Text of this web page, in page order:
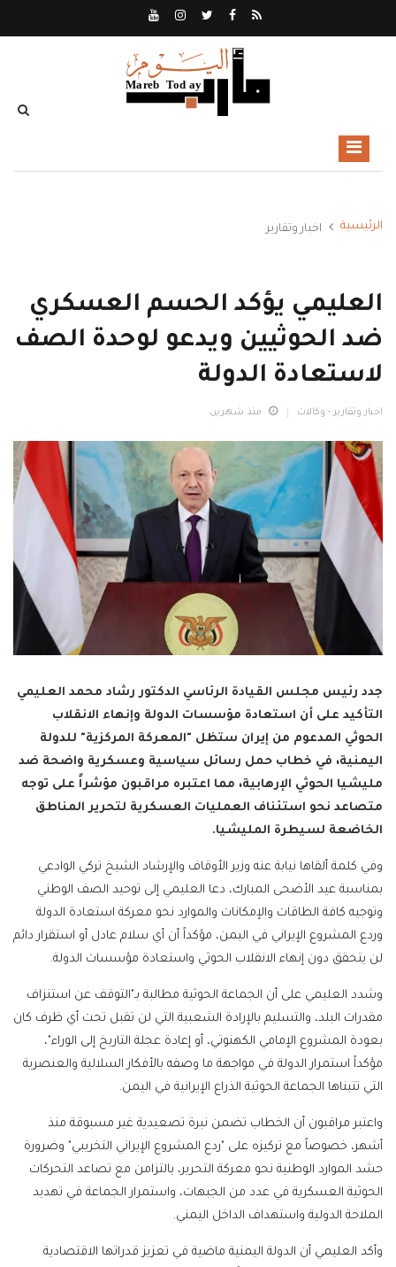
الرئيسية اخبار وتقارير
العليمي يؤكد الحسم العسكري
ضد الحوثيين ويدعو لوحدة الصف
لاستعادة الدولة
اخبار وتقارير - وكالات منذ شهرين
جدد رئيس مجلس القيادة الرئاسي الدكتور رشاد محمد العليمي
التأكيد على أن استعادة مؤسسات الدولة وإنهاء الانقلاب
الحوثي المدعوم من إيران ستظل "المعركة المركزية" للدولة
اليمنية، في خطاب حمل رسائل سياسية وعسكرية واضحة ضد
مليشيا الحوثي الإرهابية، مما اعتبره مراقبون مؤشراً على توجه
متصاعد نحو استئناف العمليات العسكرية لتحرير المناطق
الخاضعة لسيطرة المليشيا.
وفي كلمة ألقاها نيابة عنه وزير الأوقاف والإرشاد الشيخ تركي الوادعي
بمناسبة عيد الأضحى المبارك، دعا العليمي إلى توحيد الصف الوطني
وتوجيه كافة الطاقات والإمكانات والموارد نحو معركة استعادة الدولة
وردع المشروع الإيراني في اليمن، مؤكداً أن أي سلام عادل أو استقرار دائم
لن يتحقق دون إنهاء الانقلاب الحوثي واستعادة مؤسسات الدولة.
وشدد العليمي على أن الجماعة الحوثية مطالبة بـ"التوقف عن استنزاف
مقدرات البلد، والتسليم بالإرادة الشعبية التي لن تقبل تحت أي ظرف كان
بعودة المشروع الإمامي الكهنوتي، أو إعادة عجلة التاريخ إلى الوراء"،
مؤكداً استمرار الدولة في مواجهة ما وصفه بالأفكار السلالية والعنصرية
التي تتبناها الجماعة الحوثية الذراع الإيرانية في اليمن.
واعتبر مراقبون أن الخطاب تضمن نبرة تصعيدية غير مسبوقة منذ
أشهر، خصوصاً مع تركيزه على "ردع المشروع الإيراني التخريبي" وضرورة
حشد الموارد الوطنية نحو معركة التحرير، بالتزامن مع تصاعد التحركات
الحوثية العسكرية في عدد من الجبهات، واستمرار الجماعة في تهديد
الملاحة الدولية واستهداف الداخل اليمني.
وأكد العليمي أن الدولة اليمنية ماضية في تعزيز قدراتها الاقتصادية